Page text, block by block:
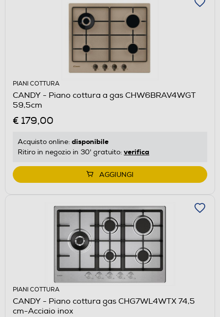
PIANI COTTURA
CANDY - Piano cottura a gas CHW6BRAV4WGT
59,5cm
€ 179,00
Acquisto online: disponibile
Ritiro in negozio in 30' gratuito: verifica
AGGIUNGI
PIANI COTTURA
CANDY - Piano cottura gas CHG7WL4WTX 74,5
cm-Acciaio inox